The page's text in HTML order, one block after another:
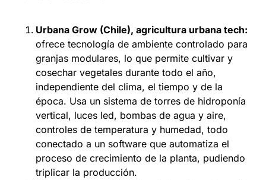
Urbana Grow (Chile), agricultura urbana tech:
ofrece tecnología de ambiente controlado para
granjas modulares, lo que permite cultivar y
cosechar vegetales durante todo el año,
independiente del clima, el tiempo y de la
época. Usa un sistema de torres de hidroponía
vertical, luces led, bombas de agua y aire,
controles de temperatura y humedad, todo
conectado a un software que automatiza el
proceso de crecimiento de la planta, pudiendo
triplicar la producción.